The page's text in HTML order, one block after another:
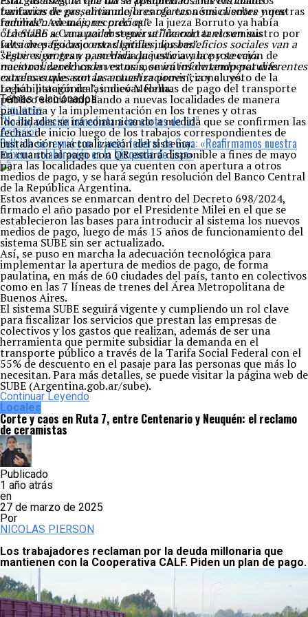
tarifarios de gas, aliviando la carga económica sobre nuestras
familias”. Además, recordó que la jueza Borruto ya había
ordenado a Camuzzi abstenerse “de cortar el suministro por
falta de pago bajo estas tarifas injustas”.
“Este es un gran paso hacia la justicia y la protección de
nuestros derechos en estos momentos de temperaturas
extremas que azotan a nuestra provincia y al resto de la
región patagónica”, indicó Melella.
Temas relacionados:
Siguente
“No hay solución inmediata a los cortes de luz”
Anterior
Bullrich se reunió con la jueza federal de Goya: «Reafirmamos nuestra
máxima colaboración en la búsqueda de Loan»
bancarias de presentar mejores ofertas a sus clientes y que
redunden en mejores precios”.
“La SUBE se va a poder seguir utilizando tanto en sus
versiones físicas como digitales, los beneficios sociales van a
seguir vigentes y a, medida que esto avance y se vaya
nacionalizando cada vez más, se irá informando por diferentes
canales cuales son las actualizaciones”,concluyó.
La habilitación de las nuevas formas de pago del transporte
público se irá ampliando a nuevas localidades de manera
paulatina y la implementación en los trenes y otras
localidades se irá comunicando a medida que se confirmen las
fechas de inicio luego de los trabajos correspondientes de
instalación y actualización del sistema.
En cuanto al pago con QR estará disponible a fines de mayo
para las localidades que ya cuenten con apertura a otros
medios de pago, y se hará según resolución del Banco Central
de la República Argentina.
Estos avances se enmarcan dentro del Decreto 698/2024,
firmado el año pasado por el Presidente Milei en el que se
establecieron las bases para introducir al sistema los nuevos
medios de pago, luego de más 15 años de funcionamiento del
sistema SUBE sin ser actualizado.
Así, se puso en marcha la adecuación tecnológica para
implementar la apertura de medios de pago, de forma
paulatina, en más de 60 ciudades del país, tanto en colectivos
como en las 7 líneas de trenes del Área Metropolitana de
Buenos Aires.
El sistema SUBE seguirá vigente y cumpliendo un rol clave
para fiscalizar los servicios que prestan las empresas de
colectivos y los gastos que realizan, además de ser una
herramienta que permite subsidiar la demanda en el
transporte público a través de la Tarifa Social Federal con el
55% de descuento en el pasaje para las personas que más lo
necesitan. Para más detalles, se puede visitar la página web de
SUBE (Argentina.gob.ar/sube).
Continuar Leyendo
Locales
Corte y caos en Ruta 7, entre Centenario y Neuquén: el reclamo
de ceramistas
Publicado
1 año atrás
en
27 de marzo de 2025
Por
NICOLAS PIERSON
Los trabajadores reclaman por la deuda millonaria que
mantienen con la Cooperativa CALF. Piden un plan de pago.